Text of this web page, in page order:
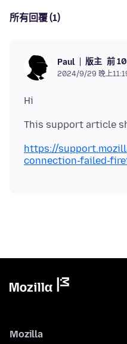
所有回覆 (1)
Paul 版主 前
2024/9/29 晚上
https://
connection-failed-
Mozilla